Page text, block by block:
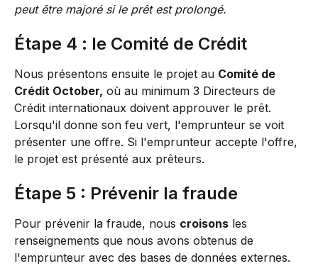
peut être majoré si le prêt est prolongé.
Étape 4 : le Comité de Crédit
Nous présentons ensuite le projet au Comité de
Crédit October, où au minimum 3 Directeurs de
Crédit internationaux doivent approuver le prêt.
Lorsqu'il donne son feu vert, l'emprunteur se voit
présenter une offre. Si l'emprunteur accepte l'offre,
le projet est présenté aux prêteurs.
Étape 5 : Prévenir la fraude
Pour prévenir la fraude, nous croisons les
renseignements que nous avons obtenus de
l'emprunteur avec des bases de données externes.